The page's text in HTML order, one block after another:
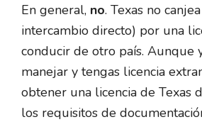
En general, no. Texas no
intercambio directo) por una
conducir de otro país. Aunque
manejar y tengas licencia
obtener una licencia de Texas
los requisitos de